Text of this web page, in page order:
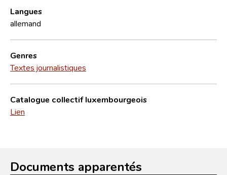
Langues
allemand
Genres
Textes journalistiques
Catalogue collectif luxembourgeois
Lien
Documents apparentés